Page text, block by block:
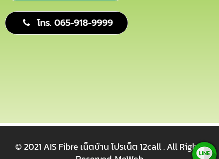
โทร. 065-918-9999
© 2021 AIS Fibre เน็ตบ้าน โปรเน็ต 12call . All Rights